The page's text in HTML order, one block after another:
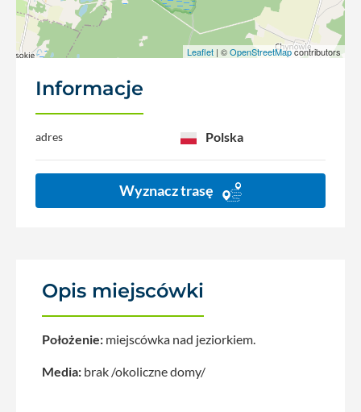
Leaflet | ©OpenStreetMapcontributors
Informacje
adres Polska
Wyznacz trasę
Opis miejscówki
Położenie: miejscówka nad jeziorkiem.
Media: brak /okoliczne domy/